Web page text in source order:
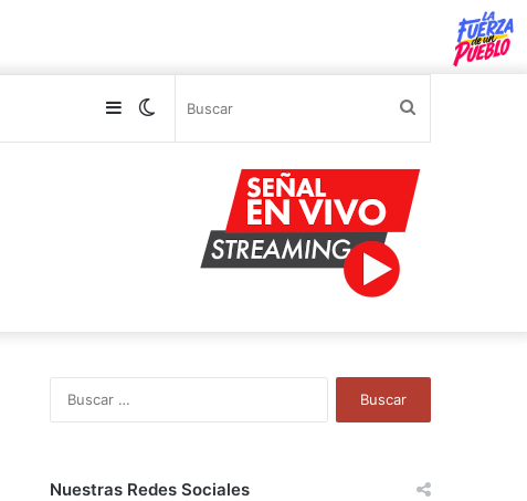
Switch
Sidebar
Nuestras Redes Sociales